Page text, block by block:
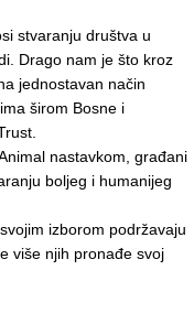
stvaranju društva u
Drago nam je što kroz
jednostavan način
širom Bosne i
nastavkom, građani
boljeg i humanijeg
izborom podržavaju
više njih pronađe svoj